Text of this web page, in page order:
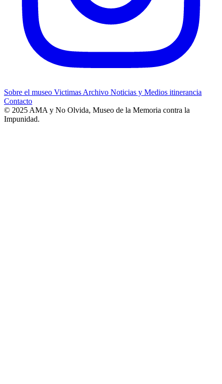
Sobre el museo Victimas Archivo Noticias y Medios itinerancia
Contacto
© 2025 AMA y No Olvida, Museo de la Memoria contra la
Impunidad.